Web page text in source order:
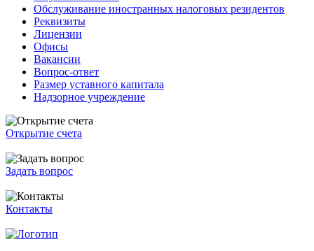
Обслуживание иностранных налоговых резидентов
Реквизиты
Лицензии
Офисы
Вакансии
Вопрос-ответ
Размер уставного капитала
Надзорное учреждение
Открытие счета
Задать вопрос
Контакты